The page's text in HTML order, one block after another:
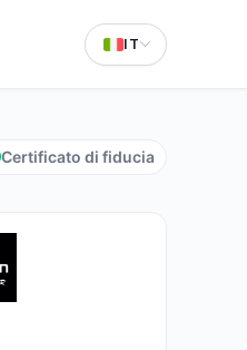
IT
Certificato di fiducia